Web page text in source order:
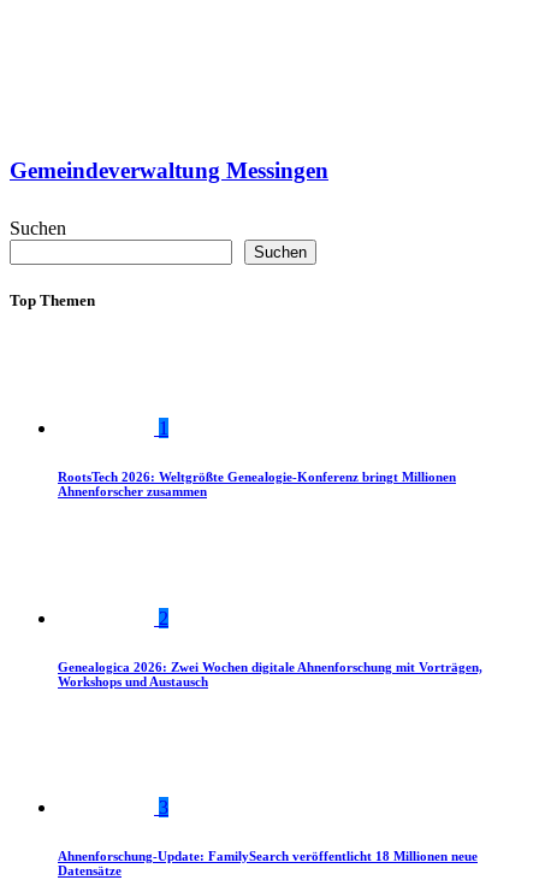
Gemeindeverwaltung Messingen
Suchen
Suchen
Top Themen
1
RootsTech 2026: Weltgrößte Genealogie-Konferenz bringt Millionen
Ahnenforscher zusammen
2
Genealogica 2026: Zwei Wochen digitale Ahnenforschung mit Vorträgen,
Workshops und Austausch
3
Ahnenforschung-Update: FamilySearch veröffentlicht 18 Millionen neue
Datensätze